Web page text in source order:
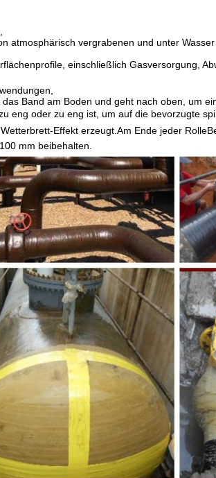
atmosphärisch vergrabenen und unter
einschließlich Gasversorgung,
Band am Boden und geht nach oben, um
zu eng oder zu eng ist, um auf die bevorzugte
Effekt erzeugt.Am Ende jeder
mm beibehalten.